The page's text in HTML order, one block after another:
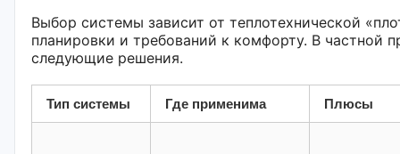
Выбор системы зависит от теплотехнической
планировки и требований к комфорту. В частной
следующие решения.
Тип системы Где применима Плюсы